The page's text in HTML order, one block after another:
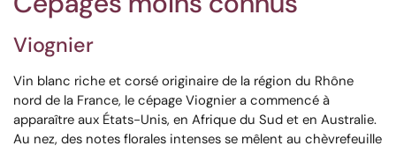
Viognier
Vin blanc riche et corsé originaire de la région du Rhône
nord de la France, le cépage Viognier a commencé à
apparaître aux États-Unis, en Afrique du Sud et en Australie.
Au nez, des notes florales intenses se mêlent au chèvrefeuille